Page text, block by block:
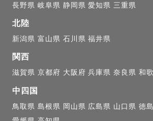
長野県 岐阜県 静岡県 愛知県 三重県
北陸
新潟県 富山県 石川県 福井県
関西
滋賀県 京都府 大阪府 兵庫県 奈良県 和
中四国
鳥取県 島根県 岡山県 広島県 山口県 徳